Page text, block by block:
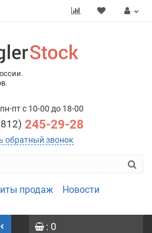
пн-пт с 10-00 до 18-00
245-29-28
обратный звонок
продаж
Новости
: 0